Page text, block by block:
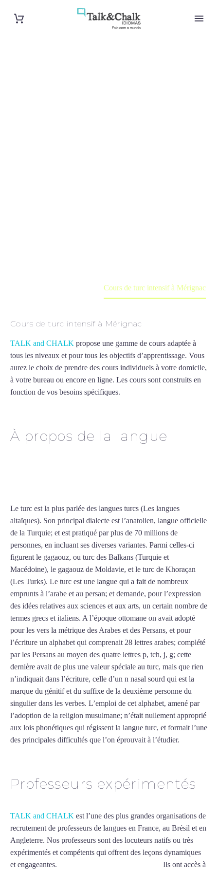
Cours de turc intensif à Mérignac
Cours de turc intensif à Mérignac
TALK and CHALK propose une gamme de cours adaptée à
tous les niveaux et pour tous les objectifs d’apprentissage. Vous
aurez le choix de prendre des cours individuels à votre domicile,
à votre bureau ou encore en ligne. Les cours sont construits en
fonction de vos besoins spécifiques.
À propos de la langue
Le turc est la plus parlée des langues turcs (Les langues
altaïques). Son principal dialecte est l’anatolien, langue officielle
de la Turquie; et est pratiqué par plus de 70 millions de
personnes, en incluant ses diverses variantes. Parmi celles-ci
figurent le gagaouz, ou turc des Balkans (Turquie et
Macédoine), le gagaouz de Moldavie, et le turc de Khoraçan
(Les Turks). Le turc est une langue qui a fait de nombreux
emprunts à l’arabe et au persan; et demande, pour l’expression
des idées relatives aux sciences et aux arts, un certain nombre de
termes grecs et italiens. A l’époque ottomane on avait adopté
pour les vers la métrique des Arabes et des Persans, et pour
l’écriture un alphabet qui comprenait 28 lettres arabes; complété
par les Persans au moyen des quatre lettres p, tch, j, g; cette
dernière avait de plus une valeur spéciale au turc, mais que rien
n’indiquait dans l’écriture, celle d’un n nasal sourd qui est la
marque du génitif et du suffixe de la deuxième personne du
singulier dans les verbes. L’emploi de cet alphabet, amené par
l’adoption de la religion musulmane; n’était nullement approprié
aux lois phonétiques qui régissent la langue turc, et formait l’une
des principales difficultés que l’on éprouvait à l’étudier.
Professeurs expérimentés
TALK and CHALK est l’une des plus grandes organisations de
recrutement de professeurs de langues en France, au Brésil et en
Angleterre. Nos professeurs sont des locuteurs natifs ou très
expérimentés et compétents qui offrent des leçons dynamiques
et engageantes.
Ils ont accès à